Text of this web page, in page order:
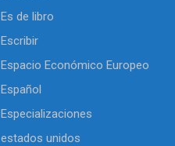
Es de libro
Escribir
Espacio Económico Europeo
Español
Especializaciones
estados unidos